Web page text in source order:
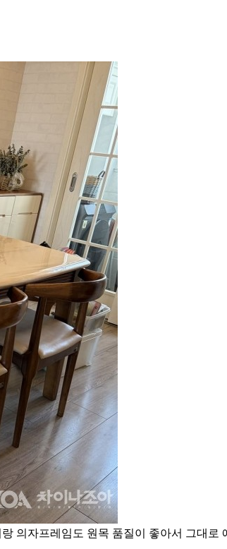
의자프레임도 원목 품질이 좋아서 그대로